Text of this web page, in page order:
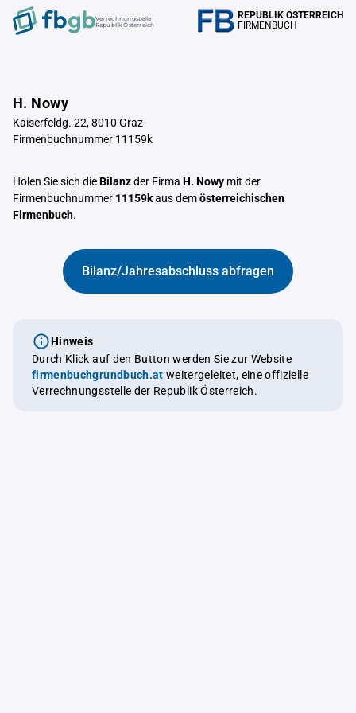
Verrechnungstelle
Republik Österreich
REPUBLIK ÖSTERREICH
FIRMENBUCH
H. Nowy
Kaiserfeldg. 22, 8010 Graz
Firmenbuchnummer 11159k
Holen Sie sich dieBilanzder Firma H. Nowy mit der
Firmenbuchnummer 11159kaus demösterreichischen
Firmenbuch.
Bilanz/Jahresabschluss abfragen
Hinweis
Durch Klick auf den Button werden Sie zur Website
firmenbuchgrundbuch.at weitergeleitet, eine offizielle
Verrechnungsstelle der Republik Österreich.